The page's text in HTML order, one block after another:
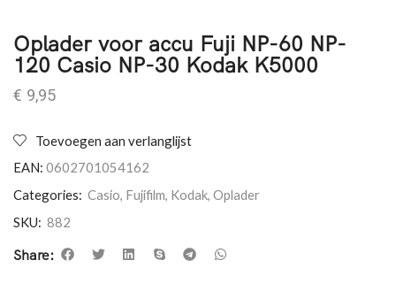
Oplader voor accu Fuji NP-60 NP-
120 Casio NP-30 Kodak K5000
€ 9,95
Toevoegen aan verlanglijst
EAN: 0602701054162
Categories: Casio, Fujifilm, Kodak, Oplader
SKU: 882
Share: